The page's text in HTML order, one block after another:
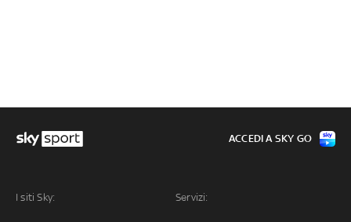
I siti Sky: Servizi:
ACCEDI A SKY GO